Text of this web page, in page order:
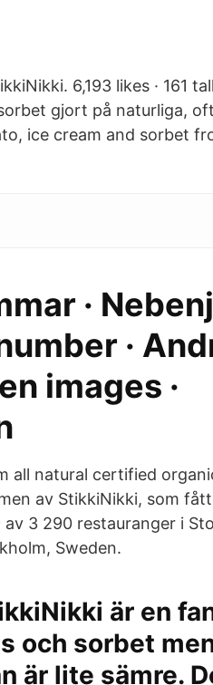
6,193 likes · 161
gjort på naturliga,
ice cream and sorbet
·
·
images ·
all natural certified
av StikkiNikki, som
3 290 restauranger i
Sweden.
är en
och sorbet
är lite sämre.